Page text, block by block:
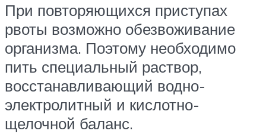
При повторяющихся приступах
рвоты возможно обезвоживание
организма. Поэтому необходимо
пить специальный раствор,
восстанавливающий водно-
электролитный и кислотно-
щелочной баланс.